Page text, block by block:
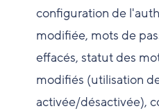
configuration de
modifiée, mots de
effacés, statut des
modifiés (utilisation
activée/désactivée),